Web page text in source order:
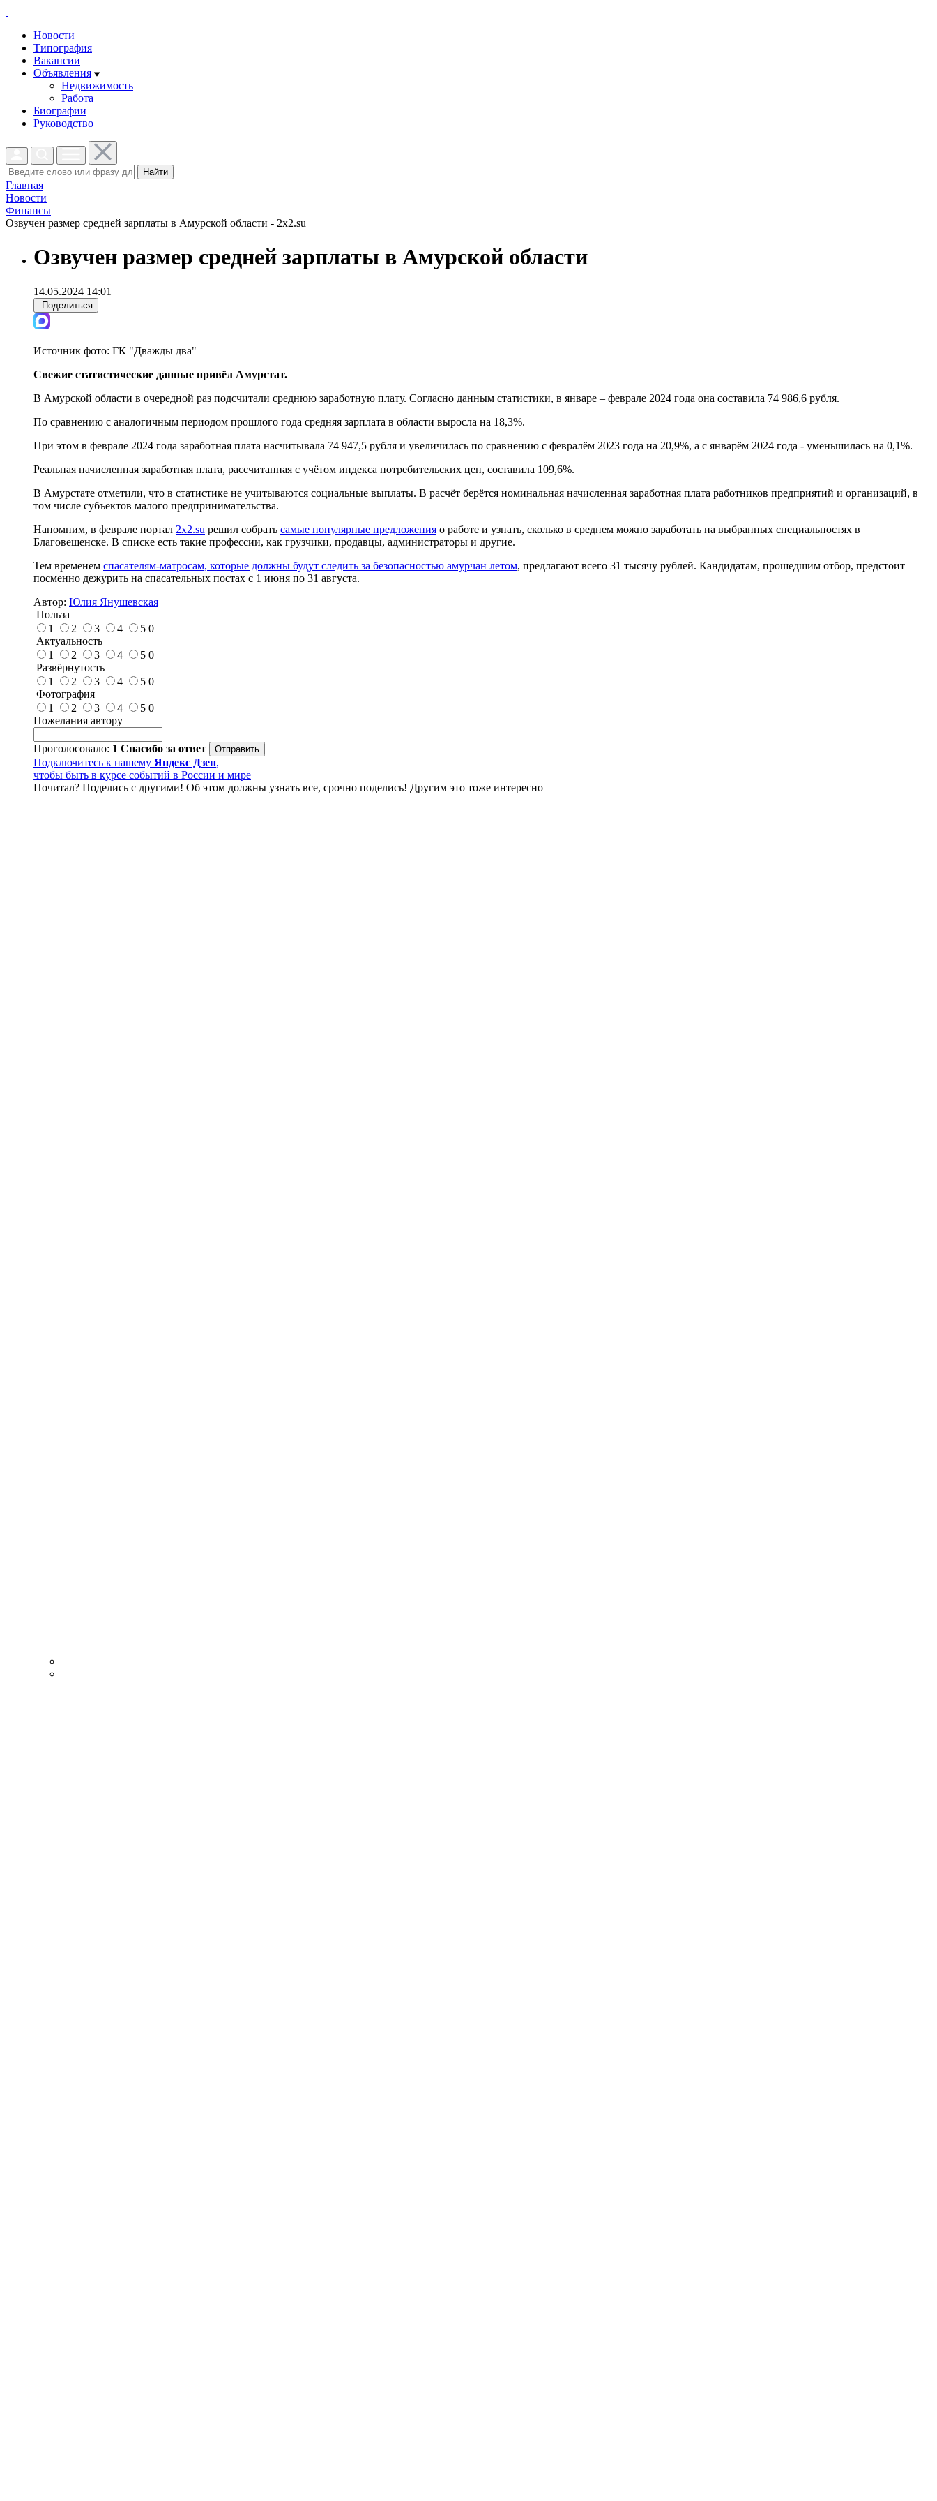
Новости
Типография
Вакансии
Объявления
Недвижимость
Работа
Биографии
Руководство
Найти
Главная
Новости
Финансы
Озвучен размер средней зарплаты в Амурской области - 2x2.su
Озвучен размер средней зарплаты в Амурской области
14.05.2024 14:01
Поделиться
Источник фото: ГК "Дважды два"
Свежие статистические данные привёл Амурстат.
В Амурской области в очередной раз подсчитали среднюю заработную плату. Согласно данным статистики, в январе – феврале 2024 года она составила 74 986,6 рубля.
По сравнению с аналогичным периодом прошлого года средняя зарплата в области выросла на 18,3%.
При этом в феврале 2024 года заработная плата насчитывала 74 947,5 рубля и увеличилась по сравнению с февралём 2023 года на 20,9%, а с январём 2024 года - уменьшилась на 0,1%.
Реальная начисленная заработная плата, рассчитанная с учётом индекса потребительских цен, составила 109,6%.
В Амурстате отметили, что в статистике не учитываются социальные выплаты. В расчёт берётся номинальная начисленная заработная плата работников предприятий и организаций, в
том числе субъектов малого предпринимательства.
Напомним, в феврале портал 2x2.su решил собрать самые популярные предложения о работе и узнать, сколько в среднем можно заработать на выбранных специальностях в
Благовещенске. В списке есть такие профессии, как грузчики, продавцы, администраторы и другие.
Тем временем спасателям-матросам, которые должны будут следить за безопасностью амурчан летом, предлагают всего 31 тысячу рублей. Кандидатам, прошедшим отбор, предстоит
посменно дежурить на спасательных постах с 1 июня по 31 августа.
Автор: Юлия Янушевская
Польза
1
2 3 4 5 0
Актуальность
1
2 3 4 5 0
Развёрнутость
1
2 3 4 5 0
Фотография
1
2 3 4 5 0
Пожелания автору
Проголосовало: 1 Спасибо за ответ
Подключитесь к нашему Яндекс Дзен,
чтобы быть в курсе событий в России и мире
Почитал? Поделись с другими! Об этом должны узнать все, срочно поделись! Другим это тоже интересно